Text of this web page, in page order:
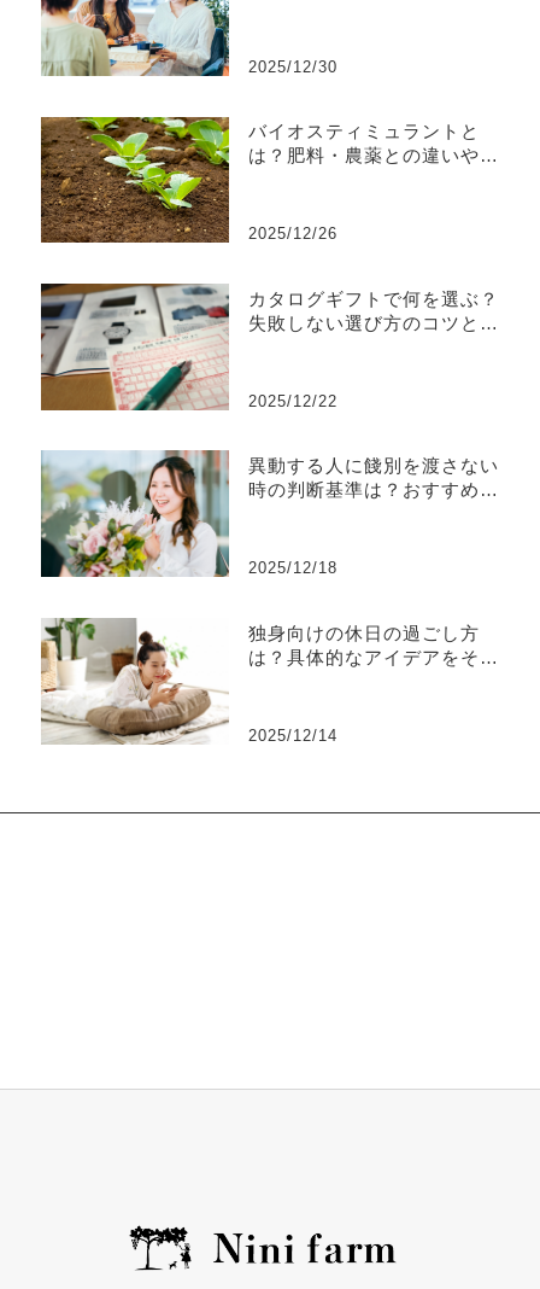
2025/12/30
バイオスティミュラントと
は？肥料・農薬との違いや効
2025/12/26
カタログギフトで何を選ぶ？
失敗しない選び方のコツとお
2025/12/22
異動する人に餞別を渡さない
時の判断基準は？おすすめの
2025/12/18
独身向けの休日の過ごし方
は？具体的なアイデアをそれ
2025/12/14